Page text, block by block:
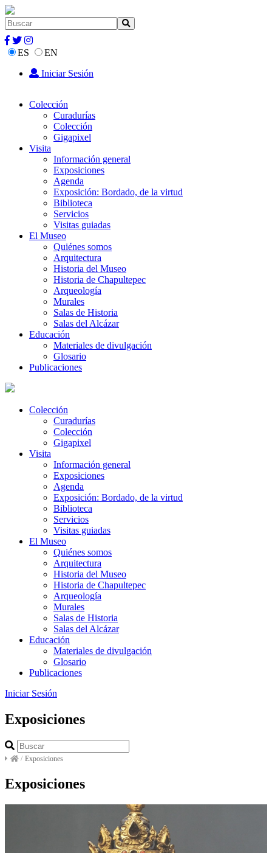
ES
EN
Iniciar Sesión
Colección
Curadurías
Colección
Gigapixel
Visita
Información general
Exposiciones
Agenda
Exposición: Bordado, de la virtud
Biblioteca
Servicios
Visitas guiadas
El Museo
Quiénes somos
Arquitectura
Historia del Museo
Historia de Chapultepec
Arqueología
Murales
Salas de Historia
Salas del Alcázar
Educación
Materiales de divulgación
Glosario
Publicaciones
Colección
Curadurías
Colección
Gigapixel
Visita
Información general
Exposiciones
Agenda
Exposición: Bordado, de la virtud
Biblioteca
Servicios
Visitas guiadas
El Museo
Quiénes somos
Arquitectura
Historia del Museo
Historia de Chapultepec
Arqueología
Murales
Salas de Historia
Salas del Alcázar
Educación
Materiales de divulgación
Glosario
Publicaciones
Iniciar Sesión
Exposiciones
/ Exposiciones
Exposiciones